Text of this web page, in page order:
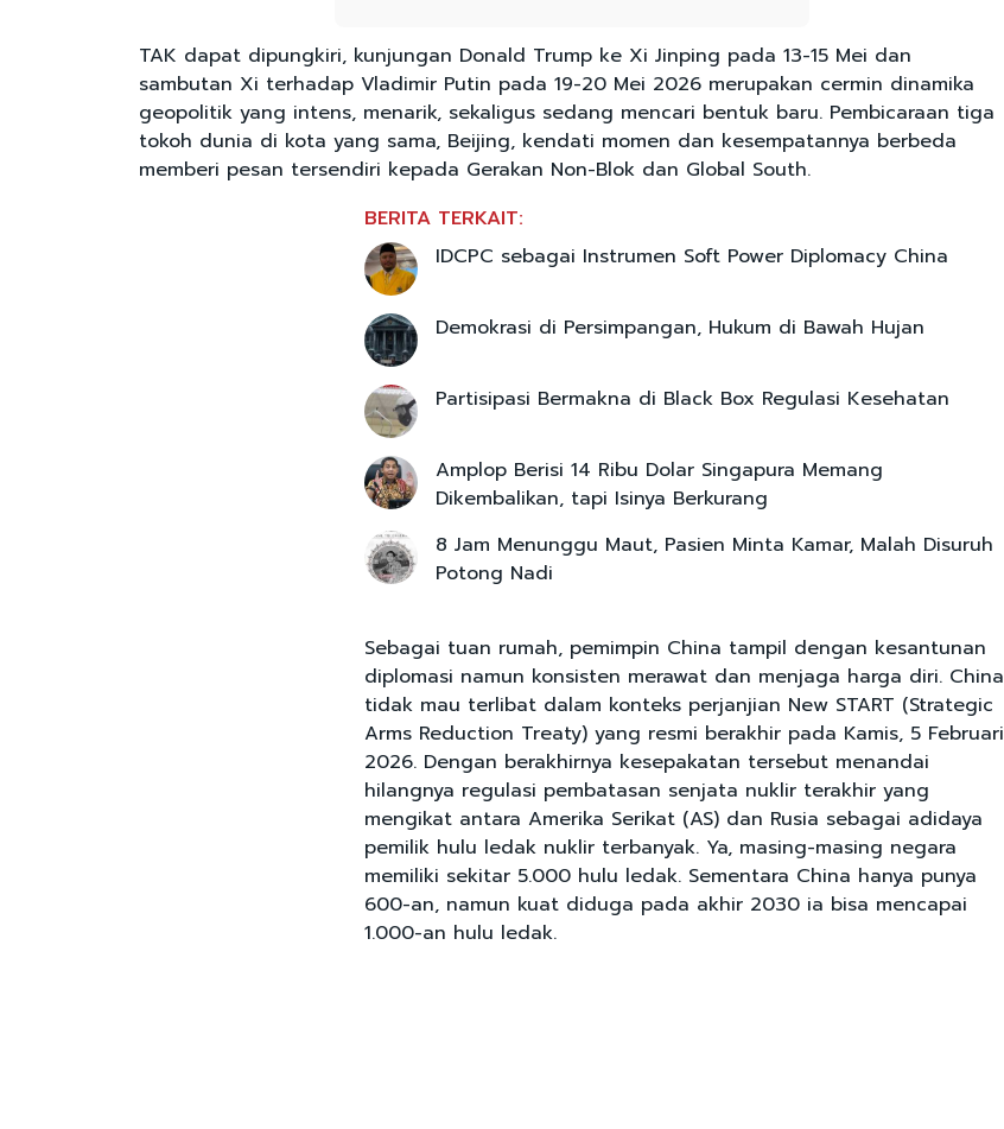
TAK dapat dipungkiri, kunjungan Donald Trump ke Xi Jinping pada 13-15 Mei dan
sambutan Xi terhadap Vladimir Putin pada 19-20 Mei 2026 merupakan cermin dinamika
geopolitik yang intens, menarik, sekaligus sedang mencari bentuk baru. Pembicaraan tiga
tokoh dunia di kota yang sama, Beijing, kendati momen dan kesempatannya berbeda
memberi pesan tersendiri kepada Gerakan Non-Blok dan Global South.
BERITA TERKAIT:
IDCPC sebagai Instrumen Soft Power Diplomacy China
Demokrasi di Persimpangan, Hukum di Bawah Hujan
Partisipasi Bermakna di Black Box Regulasi Kesehatan
Amplop Berisi 14 Ribu Dolar Singapura Memang
Dikembalikan, tapi Isinya Berkurang
8 Jam Menunggu Maut, Pasien Minta Kamar, Malah Disuruh
Potong Nadi
Sebagai tuan rumah, pemimpin China tampil dengan kesantunan
diplomasi namun konsisten merawat dan menjaga harga diri. China
tidak mau terlibat dalam konteks perjanjian New START (Strategic
Arms Reduction Treaty) yang resmi berakhir pada Kamis, 5 Februari
2026. Dengan berakhirnya kesepakatan tersebut menandai
hilangnya regulasi pembatasan senjata nuklir terakhir yang
mengikat antara Amerika Serikat (AS) dan Rusia sebagai adidaya
pemilik hulu ledak nuklir terbanyak. Ya, masing-masing negara
memiliki sekitar 5.000 hulu ledak. Sementara China hanya punya
600-an, namun kuat diduga pada akhir 2030 ia bisa mencapai
1.000-an hulu ledak.